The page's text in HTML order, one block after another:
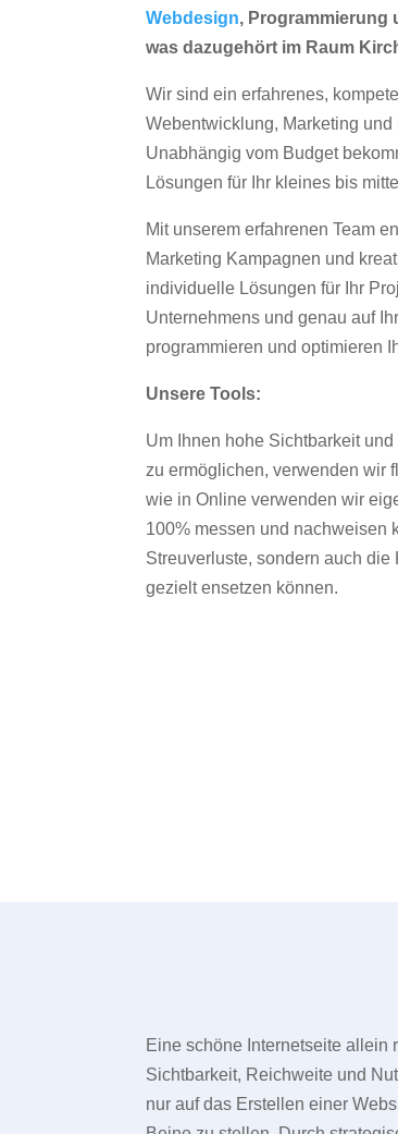
Webdesign, Programmierung
was dazugehört im Raum
Wir sind ein erfahrenes,
Webentwicklung, Marketing
Unabhängig vom Budget
Lösungen für Ihr kleines bis
Mit unserem erfahrenen Team
Marketing Kampagnen und
individuelle Lösungen für Ihr
Unternehmens und genau auf
programmieren und optimieren
Unsere Tools:
Um Ihnen hohe Sichtbarkeit und
zu ermöglichen, verwenden wir
wie in Online verwenden wir
100% messen und nachweisen
Streuverluste, sondern auch
gezielt ensetzen können.
Eine schöne Internetseite allein
Sichtbarkeit, Reichweite und
nur auf das Erstellen einer